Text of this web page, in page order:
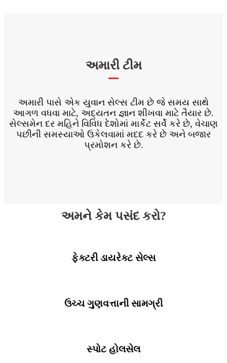
અમારી ટીમ
અમારી પાસે એક યુવાન સેલ્સ ટીમ છે જે સમય સાથે
આગળ વધવા માટે, અદ્યતન જ્ઞાન શીખવા માટે તૈયાર છે.
સેલ્સમેન દર મહિને વિવિધ દેશોમાં માર્કેટ સર્વે કરે છે, વેચાણ
પછીની સમસ્યાઓ ઉકેલવામાં મદદ કરે છે અને બજાર
પ્રમોશન કરે છે.
અમને કેમ પસંદ કરો?
ફેક્ટરી ડાયરેક્ટ સેલ્સ
ઉચ્ચ ગુણવત્તાની સામગ્રી
સ્પોટ હોલસેલ